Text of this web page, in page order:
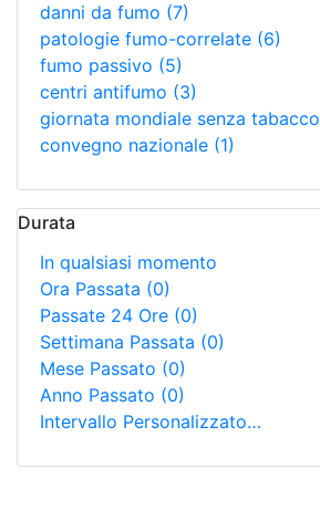
danni da fumo (7)
patologie fumo-correlate (6)
fumo passivo (5)
centri antifumo (3)
giornata mondiale senza tabacco
convegno nazionale (1)
Durata
In qualsiasi momento
Ora Passata (0)
Passate 24 Ore (0)
Settimana Passata (0)
Mese Passato (0)
Anno Passato (0)
Intervallo Personalizzato…